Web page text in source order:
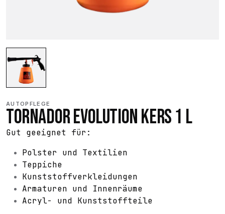
AUTOPFLEGE
TORNADOR EVOLUTION KERS 1 L
Gut geeignet für:
Polster und Textilien
Teppiche
Kunststoffverkleidungen
Armaturen und Innenräume
Acryl- und Kunststoffteile